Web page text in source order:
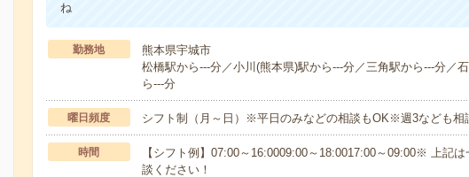
ね
勤務地
熊本県宇城市
松橋駅から---分／小川(熊本県)駅から---分／三角駅から---分／
ら---分
曜日頻度 シフト制（月～日）※平日のみなどの相談もOK※週3なども相
時間
【シフト例】07:00～16:0009:00～18:0017:00～09:00※ 上記
談ください！